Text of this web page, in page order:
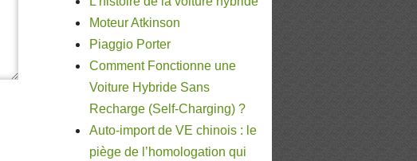
Moteur Atkinson
Piaggio Porter
Comment Fonctionne une
Voiture Hybride Sans
Recharge (Self-Charging) ?
Auto-import de VE chinois : le
piège de l’homologation qui